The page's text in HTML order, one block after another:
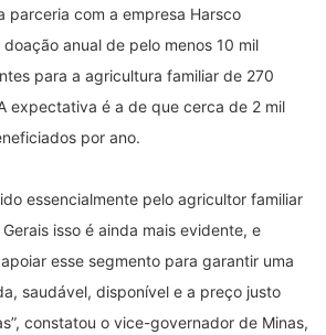
parceria com a empresa Harsco
anual de pelo menos 10 mil
para a agricultura familiar de 270
expectativa é a de que cerca de 2 mil
por ano.
essencialmente pelo agricultor familiar
isso é ainda mais evidente, e
esse segmento para garantir uma
saudável, disponível e a preço justo
constatou o vice-governador de Minas,